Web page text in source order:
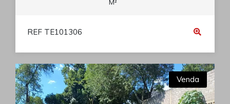
M²
REF TE101306
Venda